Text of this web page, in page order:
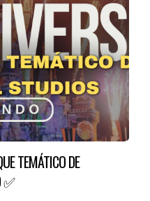
TEMÁTICO DE
✅